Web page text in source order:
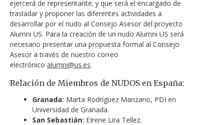
ejercerá de representante; y que será el encargado de
trasladar y proponer las diferentes actividades a
desarrollar por el nudo al Consejo Asesor del proyecto
Alumni US. Para la creación de un nudo Alumni US será
necesario presentar una propuesta formal al Consejo
Asesor a través de nuestro correo
electrónico alumni@us.es.
Relación de Miembros de NUDOS en España:
Granada: Marta Rodríguez Manzano, PDI en
Universidad de Granada.
San Sebastián: EIrene Lira Tellez.